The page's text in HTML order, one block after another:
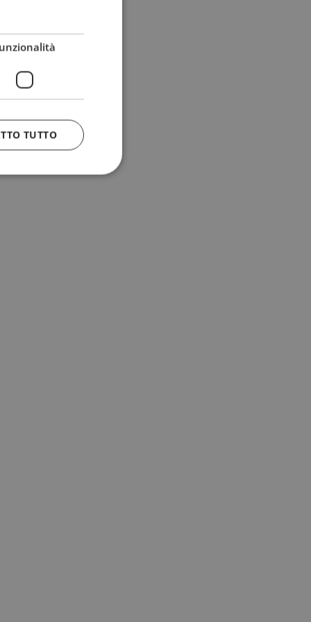
TUTTO
la gestione
cookie
viene
sua analisi dei
combinazione
al fine di
supporta
servizio
le preferenze di
È necessario
Script.com
che si
che imposta il
di analisi web